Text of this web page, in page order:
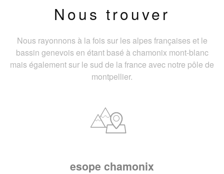
Nous trouver
Nous rayonnons à la fois sur les alpes françaises et le
bassin genevois en étant basé à chamonix mont-blanc
mais également sur le sud de la france avec notre pôle de
montpellier.
esope chamonix